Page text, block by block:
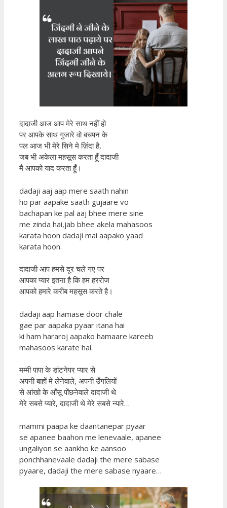
दादाजी आज आप मेरे साथ नहीं हो
पर आपके साथ गुजारे वो बचपन के
पल आज भी मेरे सिने मे ज़िंदा है,
जब भी अकेला महसूस करता हूँ दादाजी
मै आपको याद करता हूँ।
dadaji aaj aap mere saath nahin
ho par aapake saath gujaare vo
bachapan ke pal aaj bhee mere sine
me zinda hai,jab bhee akela mahasoos
karata hoon dadaji mai aapako yaad
karata hoon.
दादाजी आप हमसे दूर चले गए पर
आपका प्यार इतना है कि हम हररोज
आपको हमारे करीब महसूस करते है।
dadaji aap hamase door chale
gae par aapaka pyaar itana hai
ki ham hararoj aapako hamaare kareeb
mahasoos karate hai.
मम्मी पापा के डांटनेपर प्यार से
अपनी बाहों मे लेनेवाले, अपनी उँगलियों
से आंखो के आँसू पोंछनेवाले दादाजी थे
मेरे सबसे प्यारे, दादाजी थे मेरे सबसे न्यारे…
mammi paapa ke daantanepar pyaar
se apanee baahon me lenevaale, apanee
ungaliyon se aankho ke aansoo
ponchhanevaale dadaji the mere sabase
pyaare, dadaji the mere sabase nyaare…